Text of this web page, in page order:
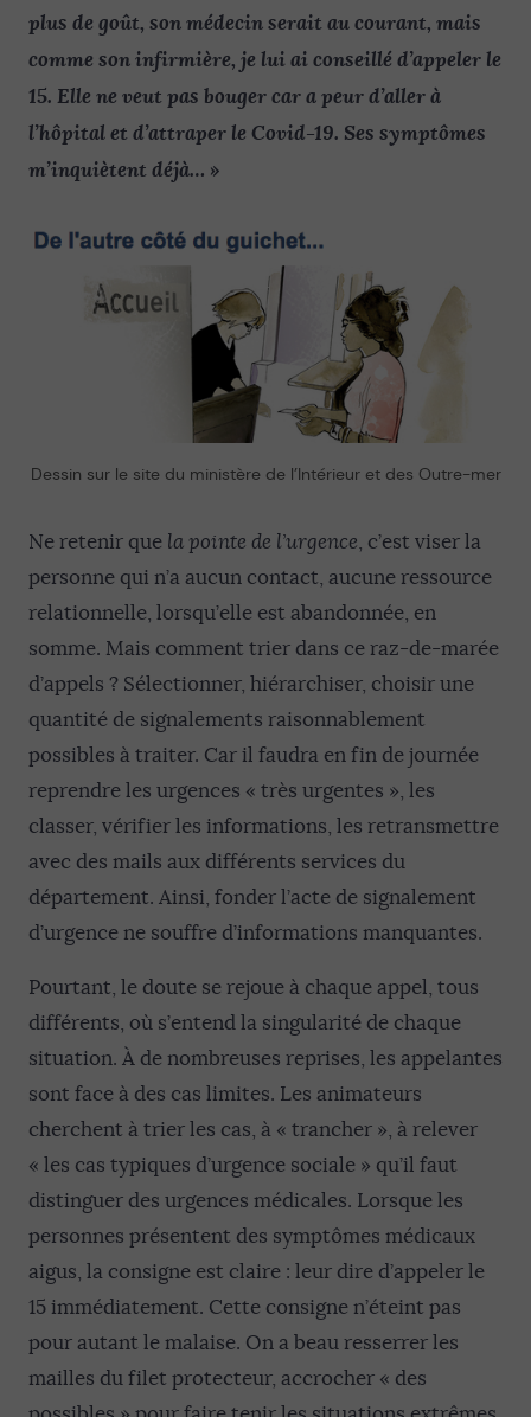
plus de goût, son médecin serait au courant, mais
comme son infirmière, je lui ai conseillé d’appeler le
15. Elle ne veut pas bouger car a peur d’aller à
l’hôpital et d’attraper le Covid-19. Ses symptômes
m’inquiètent déjà… »
Dessin sur le site du ministère de l’Intérieur et des Outre-mer
Ne retenir que la pointe de l’urgence, c’est viser la
personne qui n’a aucun contact, aucune ressource
relationnelle, lorsqu’elle est abandonnée, en
somme. Mais comment trier dans ce raz-de-marée
d’appels ? Sélectionner, hiérarchiser, choisir une
quantité de signalements raisonnablement
possibles à traiter. Car il faudra en fin de journée
reprendre les urgences « très urgentes », les
classer, vérifier les informations, les retransmettre
avec des mails aux différents services du
département. Ainsi, fonder l’acte de signalement
d’urgence ne souffre d’informations manquantes.
Pourtant, le doute se rejoue à chaque appel, tous
différents, où s’entend la singularité de chaque
situation. À de nombreuses reprises, les appelantes
sont face à des cas limites. Les animateurs
cherchent à trier les cas, à « trancher », à relever
« les cas typiques d’urgence sociale » qu’il faut
distinguer des urgences médicales. Lorsque les
personnes présentent des symptômes médicaux
aigus, la consigne est claire : leur dire d’appeler le
15 immédiatement. Cette consigne n’éteint pas
pour autant le malaise. On a beau resserrer les
mailles du filet protecteur, accrocher « des